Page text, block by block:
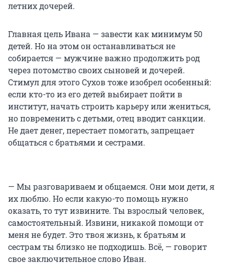
летних дочерей.
Главная цель Ивана — завести как минимум 50
детей. Но на этом он останавливаться не
собирается — мужчине важно продолжить род
через потомство своих сыновей и дочерей.
Стимул для этого Сухов тоже изобрел особенный:
если кто-то из его детей выбирает пойти в
институт, начать строить карьеру или жениться,
но повременить с детьми, отец вводит санкции.
Не дает денег, перестает помогать, запрещает
общаться с братьями и сестрами.
— Мы разговариваем и общаемся. Они мои дети, я
их люблю. Но если какую-то помощь нужно
оказать, то тут извините. Ты взрослый человек,
самостоятельный. Извини, никакой помощи от
меня не будет. Это твоя жизнь, к братьям и
сестрам ты близко не подходишь. Всё, — говорит
свое заключительное слово Иван.